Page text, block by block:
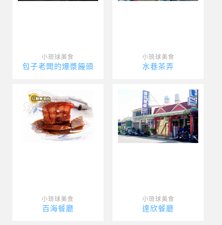
小琉球美食
包子老闆的爆漿饅頭
小琉球美食
水巷茶弄
小琉球美食
百海餐廳
小琉球美食
達欣餐廳